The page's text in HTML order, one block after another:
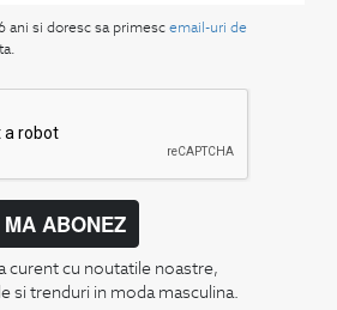
ani si doresc sa primesc email-uri de
MA ABONEZ
curent cu noutatile noastre,
si trenduri in moda masculina.